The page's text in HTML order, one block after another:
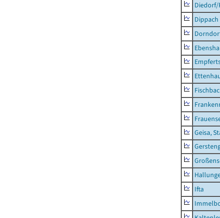
Dippach
Geisa,
Ifta